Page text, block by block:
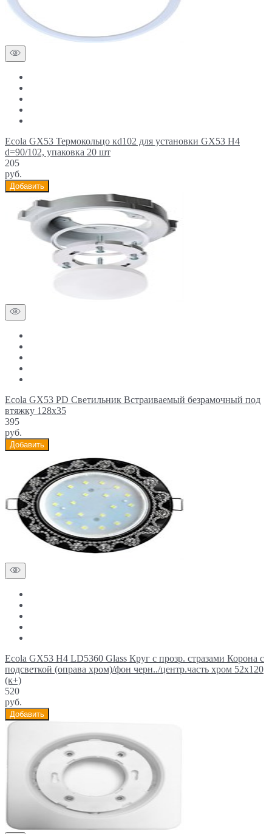
Ecola GX53 Термокольцо кd102 для установки GX53 H4
d=90/102, упаковка 20 шт
205
руб.
Добавить
Ecola GX53 PD Светильник Встраиваемый безрамочный под
втяжку 128x35
395
руб.
Добавить
Ecola GX53 H4 LD5360 Glass Круг с прозр. стразами Корона с
подсветкой (оправа хром)/фон черн../центр.часть хром 52x120
(к+)
520
руб.
Добавить